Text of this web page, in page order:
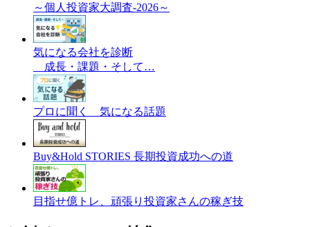
～個人投資家大調査-2026～
気になる会社を診断
成長・課題・そして…
プロに聞く 気になる話題
Buy&Hold STORIES 長期投資成功への道
目指せ億トレ、頑張り投資家さんの稼ぎ技